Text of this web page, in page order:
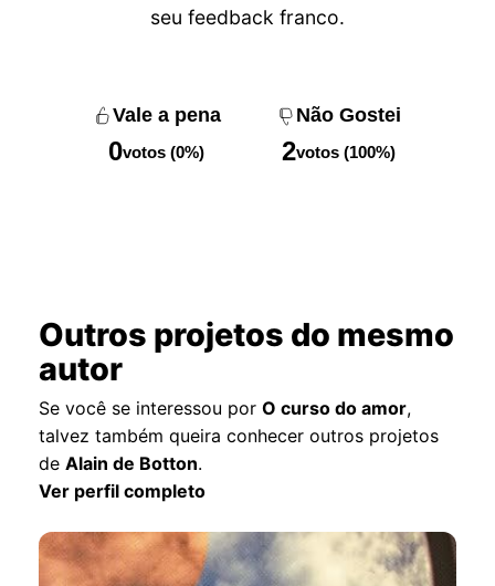
seu feedback franco.
Vale a pena
0votos (0%)
Não Gostei
2votos (100%)
Outros projetos do mesmo
autor
Se você se interessou porO curso do amor,
talvez também queira conhecer outros projetos
deAlain de Botton.
Ver perfil completo